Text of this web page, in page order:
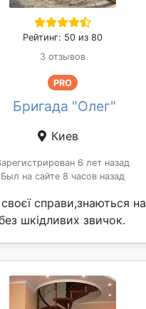
Рейтинг: 50 из 80
3 отзывов
PRO
Бригада "Олег"
Киев
6 лет назад
Был на сайте 8 часов назад
справи,знаються на
шкідливих звичок.